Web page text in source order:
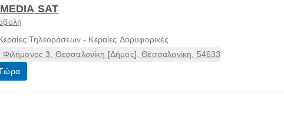
SAT
Τηλεοράσεων - Κεραίες Δορυφορικές
3, Θεσσαλονίκη [Δήμος], Θεσσαλονίκη, 54633